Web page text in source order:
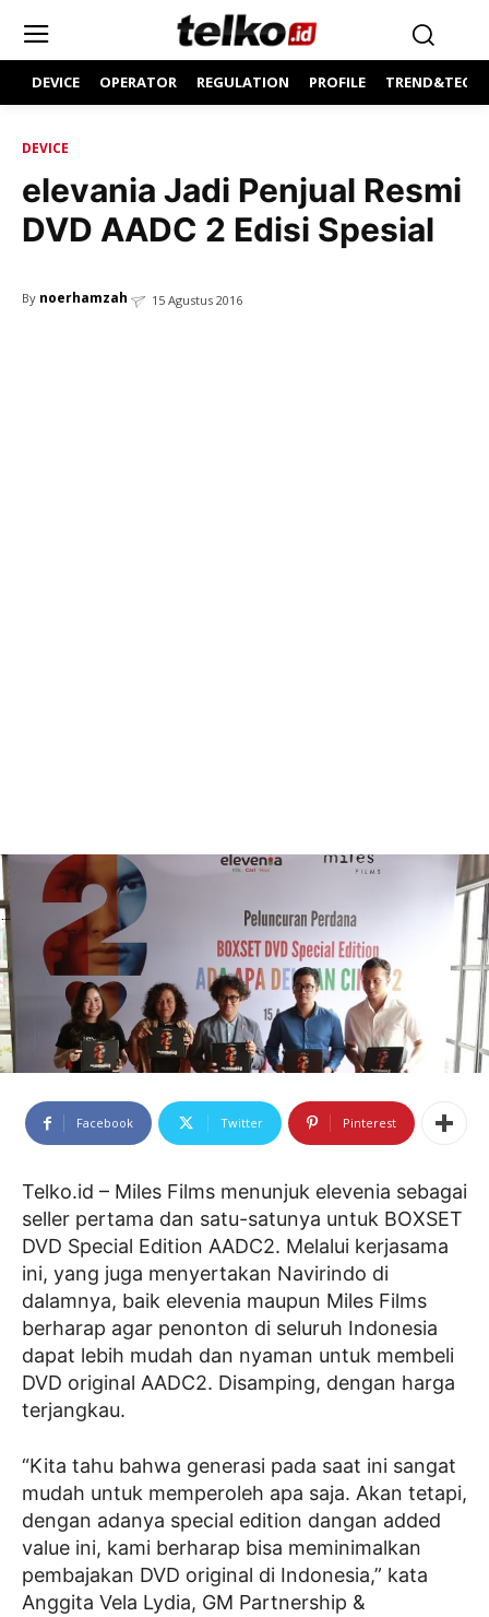
DEVICE OPERATOR REGULATION PROFILE
DEVICE
elevania Jadi Penjual Resmi
DVD AADC 2 Edisi Spesial
By noerhamzah 15 Agustus 2016
Facebook Twitter Pinterest
Telko.id – Miles Films menunjuk elevenia sebagai
seller pertama dan satu-satunya untuk BOXSET
DVD Special Edition AADC2. Melalui kerjasama
ini, yang juga menyertakan Navirindo di
dalamnya, baik elevenia maupun Miles Films
berharap agar penonton di seluruh Indonesia
dapat lebih mudah dan nyaman untuk membeli
DVD original AADC2. Disamping, dengan harga
terjangkau.
“Kita tahu bahwa generasi pada saat ini sangat
mudah untuk memperoleh apa saja. Akan tetapi,
dengan adanya special edition dangan added
value ini, kami berharap bisa meminimalkan
pembajakan DVD original di Indonesia,” kata
Anggita Vela Lydia, GM Partnership &